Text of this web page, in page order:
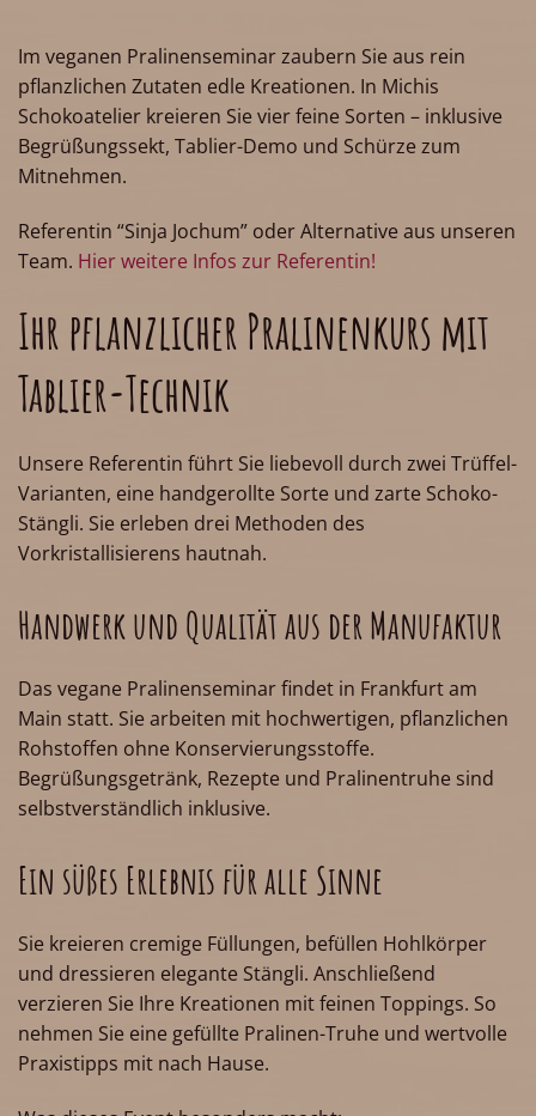
Im veganen Pralinenseminar zaubern Sie aus rein
pflanzlichen Zutaten edle Kreationen. In Michis
Schokoatelier kreieren Sie vier feine Sorten – inklusive
Begrüßungssekt, Tablier-Demo und Schürze zum
Mitnehmen.
Referentin “Sinja Jochum” oder Alternative aus unseren
Team. Hier weitere Infos zur Referentin!
Ihr pflanzlicher Pralinenkurs mit
Tablier-Technik
Unsere Referentin führt Sie liebevoll durch zwei Trüffel-
Varianten, eine handgerollte Sorte und zarte Schoko-
Stängli. Sie erleben drei Methoden des
Vorkristallisierens hautnah.
Handwerk und Qualität aus der Manufaktur
Das vegane Pralinenseminar findet in Frankfurt am
Main statt. Sie arbeiten mit hochwertigen, pflanzlichen
Rohstoffen ohne Konservierungsstoffe.
Begrüßungsgetränk, Rezepte und Pralinentruhe sind
selbstverständlich inklusive.
Ein süßes Erlebnis für alle Sinne
Sie kreieren cremige Füllungen, befüllen Hohlkörper
und dressieren elegante Stängli. Anschließend
verzieren Sie Ihre Kreationen mit feinen Toppings. So
nehmen Sie eine gefüllte Pralinen-Truhe und wertvolle
Praxistipps mit nach Hause.